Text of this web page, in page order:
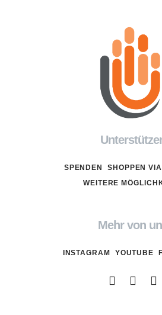
SPENDEN
SHOPPEN
WEITERE
Mehr von
INSTAGRAM YOUTUBE